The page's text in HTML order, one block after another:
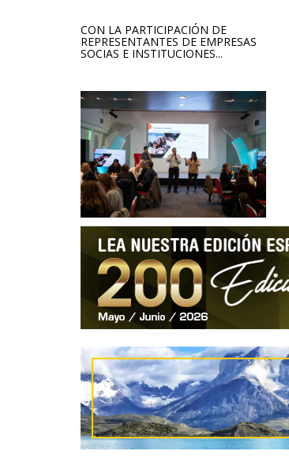
CON LA PARTICIPACIÓN DE
REPRESENTANTES DE EMPRESAS
SOCIAS E INSTITUCIONES...